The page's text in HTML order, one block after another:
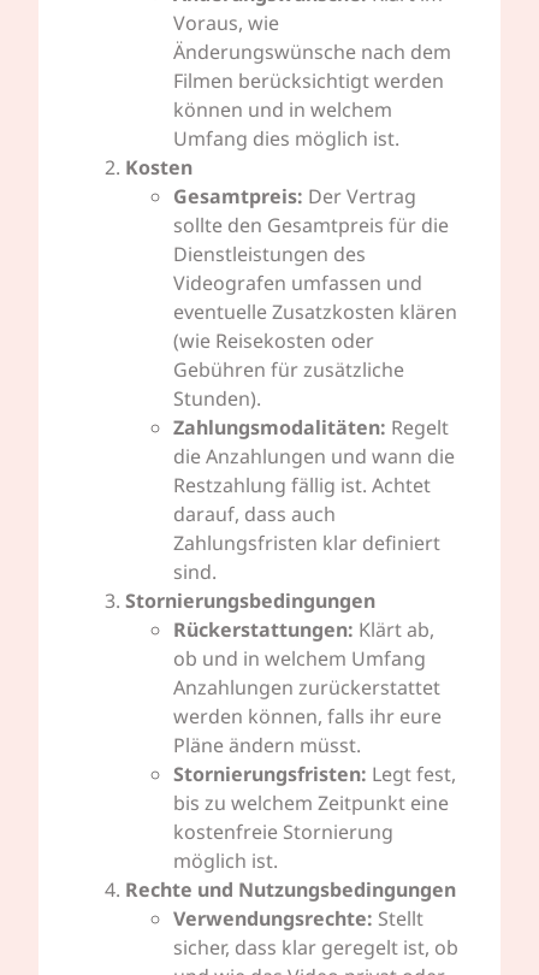
Voraus, wie
Änderungswünsche nach dem
Filmen berücksichtigt werden
können und in welchem
Umfang dies möglich ist.
Kosten
Gesamtpreis: Der Vertrag
sollte den Gesamtpreis für die
Dienstleistungen des
Videografen umfassen und
eventuelle Zusatzkosten klären
(wie Reisekosten oder
Gebühren für zusätzliche
Stunden).
Zahlungsmodalitäten: Regelt
die Anzahlungen und wann die
Restzahlung fällig ist. Achtet
darauf, dass auch
Zahlungsfristen klar definiert
sind.
Stornierungsbedingungen
Rückerstattungen: Klärt ab,
ob und in welchem Umfang
Anzahlungen zurückerstattet
werden können, falls ihr eure
Pläne ändern müsst.
Stornierungsfristen: Legt fest,
bis zu welchem Zeitpunkt eine
kostenfreie Stornierung
möglich ist.
Rechte und Nutzungsbedingungen
Verwendungsrechte: Stellt
sicher, dass klar geregelt ist, ob